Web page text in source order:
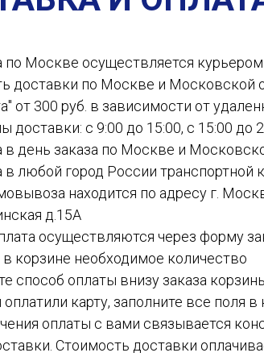
по Москве осуществляется
доставки по Москве и Московской
от 300 руб. в зависимости от
доставки: с 9:00 до 15:00, с 15:00 до
в день заказа по Москве и
в любой город России транспортной
находится по адресу г.
д.15А
осуществляются через форму
в корзине необходимое количество
способ оплаты внизу заказа
карту, заполните все поля
оплаты с вами связывается
Стоимость доставки